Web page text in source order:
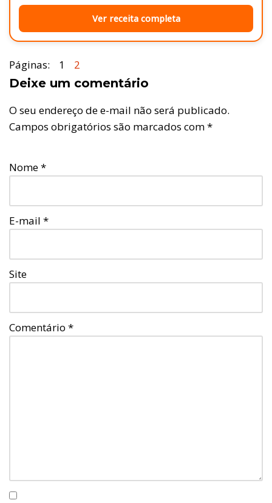
Ver receita completa
Páginas: 1 2
Deixe um comentário
O seu endereço de e-mail não será publicado.
Campos obrigatórios são marcados com*
Nome*
E-mail *
Site
Comentário *